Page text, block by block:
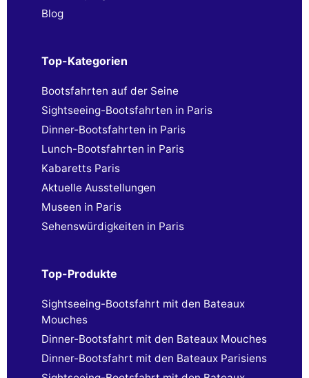
Blog
Top-Kategorien
Bootsfahrten auf der Seine
Sightseeing-Bootsfahrten in Paris
Dinner-Bootsfahrten in Paris
Lunch-Bootsfahrten in Paris
Kabaretts Paris
Aktuelle Ausstellungen
Museen in Paris
Sehenswürdigkeiten in Paris
Top-Produkte
Sightseeing-Bootsfahrt mit den Bateaux
Mouches
Dinner-Bootsfahrt mit den Bateaux Mouches
Dinner-Bootsfahrt mit den Bateaux Parisiens